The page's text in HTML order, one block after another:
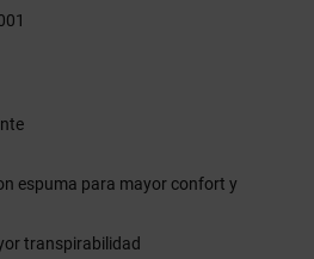
espuma para mayor confort y
transpirabilidad